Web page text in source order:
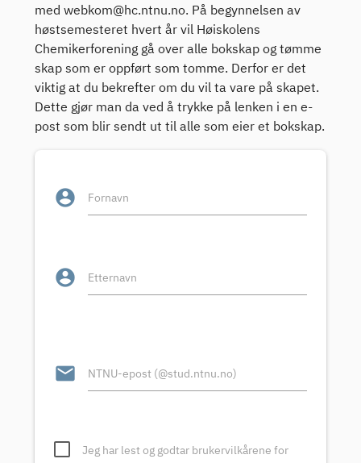
med webkom@hc.ntnu.no. På begynnelsen av
høstsemesteret hvert år vil Høiskolens
Chemikerforening gå over alle bokskap og tømme
skap som er oppført som tomme. Derfor er det
viktig at du bekrefter om du vil ta vare på skapet.
Dette gjør man da ved å trykke på lenken i en e-
post som blir sendt ut til alle som eier et bokskap.
account_circle Fornavn
account_circle Etternavn
email NTNU-epost (@stud.ntnu.no)
Jeg har lest og godtar brukervilkårene for